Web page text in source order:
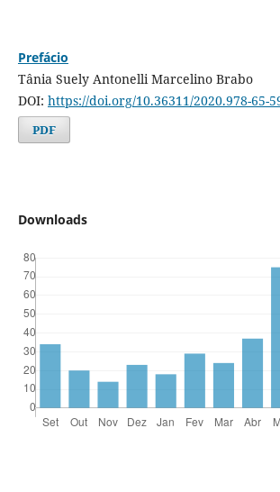
Prefácio
Tânia Suely Antonelli Marcelino Brabo
DOI: https://doi.org/10.36311/2020.978-65-
PDF
Downloads